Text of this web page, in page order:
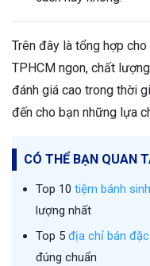
Trên đây là tổng hợp
TPHCM ngon, chất
đánh giá cao trong thời
đến cho bạn những lựa
CÓ THỂ BẠN QUAN
Top 10 tiệm bánh
lượng nhất
Top 5 địa chỉ bán
đúng chuẩn